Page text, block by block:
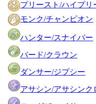
プリースト/ハイプリ
モンク/チャンピオン
ハンター/スナイパー
バード/クラウン
ダンサー/ジプシー
アサシン/アサシンク